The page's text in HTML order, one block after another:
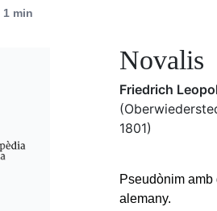
1 min
Novalis
Friedrich
1801)
Pseudònim
alemany.